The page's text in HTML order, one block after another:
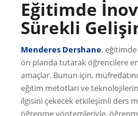
Eğitimde
Sürekli
Menderes Dershane,
ön planda tutarak öğrencilere
amaçlar. Bunun için,
eğitim metotları ve
ilgisini çekecek etkileşimli ders
öğrenme yöntemleriyle,